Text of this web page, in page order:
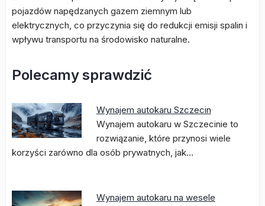
pojazdów napędzanych gazem ziemnym lub
elektrycznych, co przyczynia się do redukcji emisji spalin i
wpływu transportu na środowisko naturalne.
Polecamy sprawdzić
Wynajem autokaru Szczecin
Wynajem autokaru w Szczecinie to
rozwiązanie, które przynosi wiele
korzyści zarówno dla osób prywatnych, jak…
Wynajem autokaru na wesele